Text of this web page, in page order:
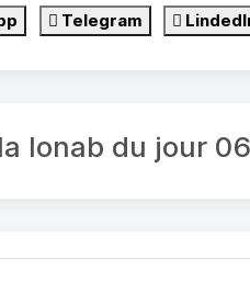
Telegram
lonab du jour